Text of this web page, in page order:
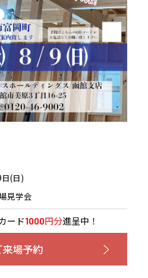
(日)
見学会
ード1000円分進呈中！
来場予約
築予定地の方でも
又は店舗にお問合せください。
します。お気軽にご相談ください。